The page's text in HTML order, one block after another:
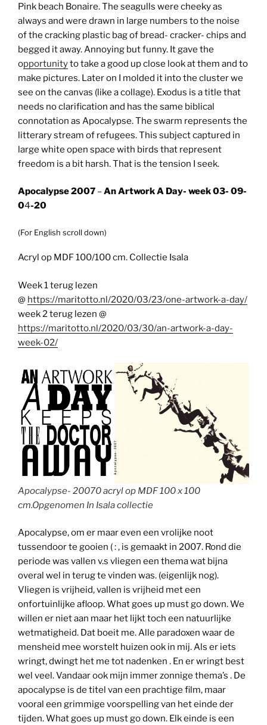
Pink beach Bonaire. The seagulls were cheeky as
always and were drawn in large numbers to the noise
of the cracking plastic bag of bread- cracker- chips and
begged it away. Annoying but funny. It gave the
opportunityto take a good up close look at them and to
make pictures. Later on I molded it into the cluster we
see on the canvas (like a collage). Exodus is a title that
needs no clarification and has the same biblical
connotation as Apocalypse. The swarm represents the
litterary stream of refugees. This subject captured in
large white open space with birds that represent
freedom is a bit harsh. That is the tension I seek.
Apocalypse 2007 –An Artwork A Day- week 03- 09-
04-20
(For English scroll down)
Acryl op MDF 100/100 cm. Collectie Isala
Week 1 terug lezen
@ https://maritotto.nl/2020/03/23/one-artwork-a-day/
week 2 terug lezen @
https://maritotto.nl/2020/03/30/an-artwork-a-day-
week-02/
Apocalypse- 20070 acryl op MDF 100 x 100
cm.Opgenomen In Isala collectie
Apocalypse, om er maar even een vrolijke noot
tussendoor te gooien ( : , is gemaakt in 2007. Rond die
periode was vallen v.s vliegen een thema wat bijna
overal wel in terug te vinden was. (eigenlijk nog).
Vliegen is vrijheid, vallen is vrijheid met een
onfortuinlijke afloop. What goes up must go down. We
willen er niet aan maar het lijkt toch een natuurlijke
wetmatigheid. Dat boeit me. Alle paradoxen waar de
mensheid mee worstelt huizen ook in mij. Als er iets
wringt, dwingt het me tot nadenken . En er wringt best
wel veel. Vandaar ook mijn immer zonnige thema’s . De
apocalypse is de titel van een prachtige film, maar
vooral een grimmige voorspelling van het einde der
tijden. What goes up must go down. Elk einde is een